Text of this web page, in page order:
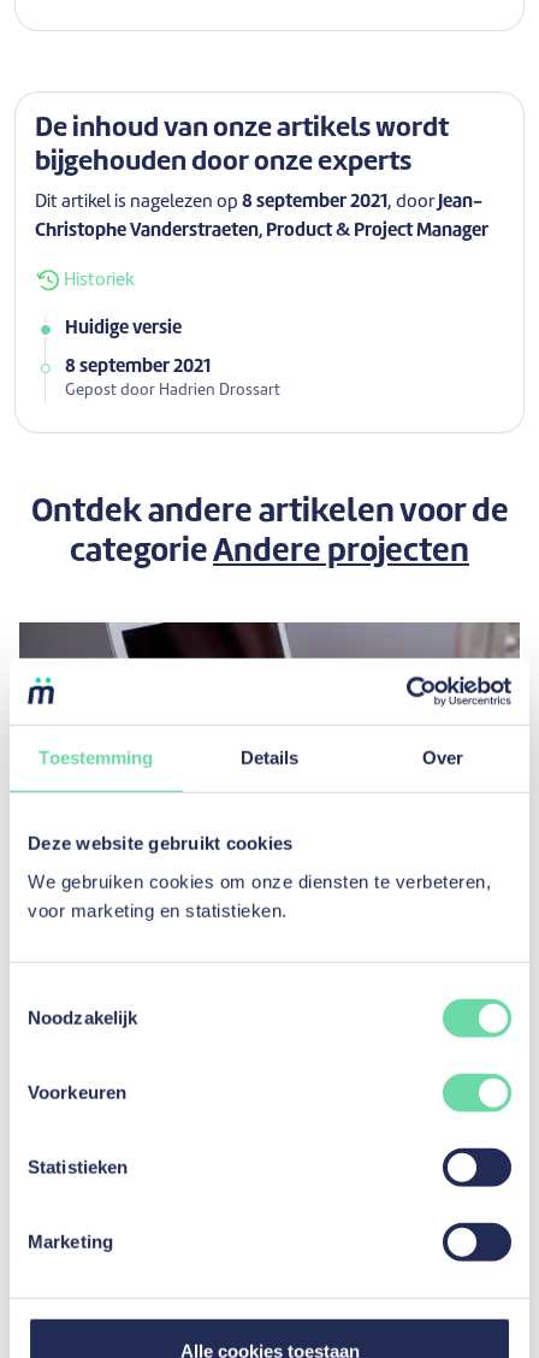
Toestemming Details Over
Deze website gebruikt cookies
We gebruiken cookies om onze diensten te verbeteren,
voor marketing en statistieken.
Noodzakelijk
Voorkeuren
Statistieken
Marketing
Alle cookies toestaan
De inhoud van onze artikels wordt
bijgehouden door onze experts
Dit artikel is nagelezen op 8 september 2021, doorJean-
Christophe Vanderstraeten, Product & Project Manager
Historiek
Huidige versie
8 september 2021
Gepost door Hadrien Drossart
Ontdek andere artikelen voor de
categorieAndere projecten
Hoe financier je je computer met een lening?
Lees artikel